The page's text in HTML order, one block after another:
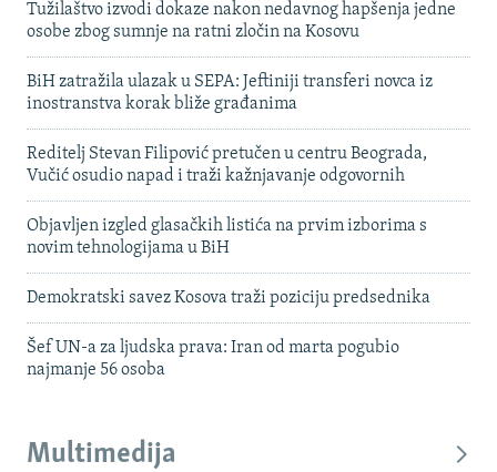
Tužilaštvo izvodi dokaze nakon nedavnog hapšenja jedne
osobe zbog sumnje na ratni zločin na Kosovu
BiH zatražila ulazak u SEPA: Jeftiniji transferi novca iz
inostranstva korak bliže građanima
Reditelj Stevan Filipović pretučen u centru Beograda,
Vučić osudio napad i traži kažnjavanje odgovornih
Objavljen izgled glasačkih listića na prvim izborima s
novim tehnologijama u BiH
Demokratski savez Kosova traži poziciju predsednika
Šef UN-a za ljudska prava: Iran od marta pogubio
najmanje 56 osoba
Multimedija